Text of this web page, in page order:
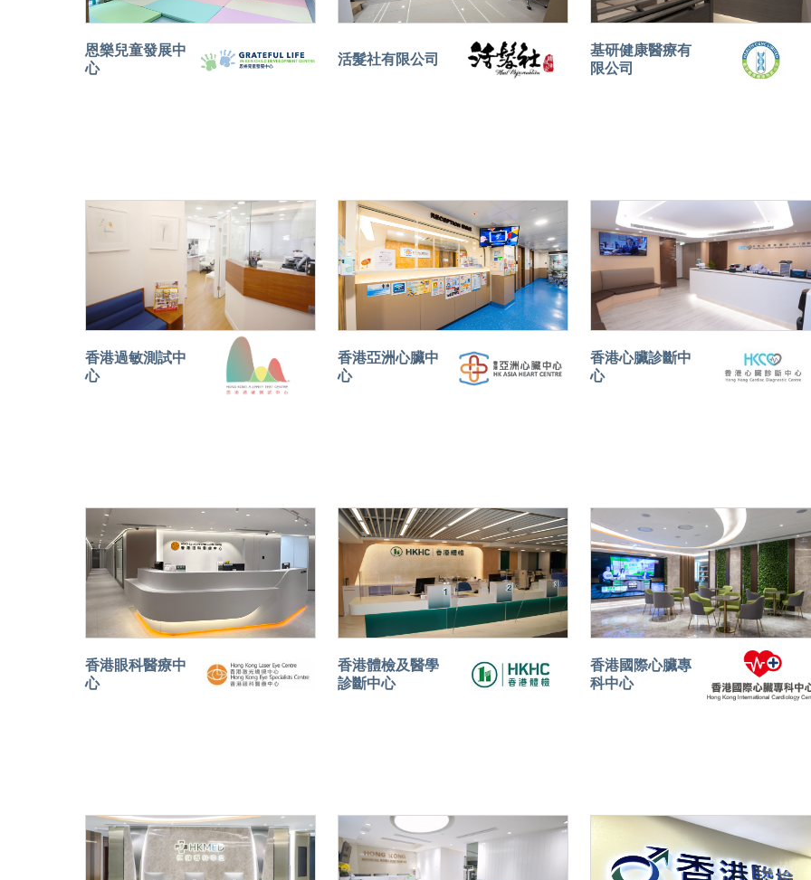
恩樂兒童發展中
心
活髮社有限公司
基研健康醫療有
限公司
香港過敏測試中
心
香港亞洲心臟中
心
香港心臟診斷中
心
香港眼科醫療中
心
香港體檢及醫學
診斷中心
香港國際心臟專
科中心